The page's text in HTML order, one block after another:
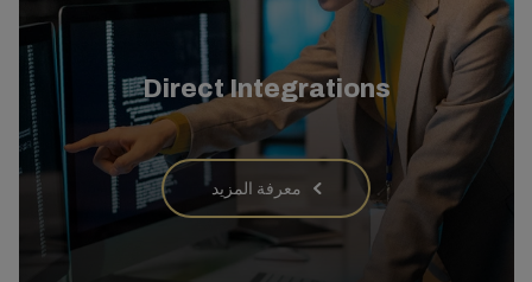
Direct Integrations
معرفة المزيد